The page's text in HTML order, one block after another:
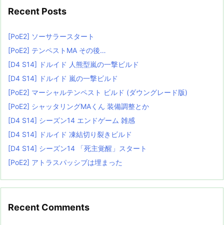
Recent Posts
[PoE2] ソーサラースタート
[PoE2] テンペストMA その後…
[D4 S14] ドルイド 人熊型嵐の一撃ビルド
[D4 S14] ドルイド 嵐の一撃ビルド
[PoE2] マーシャルテンペスト ビルド (ダウングレード版)
[PoE2] シャッタリングMAくん 装備調整とか
[D4 S14] シーズン14 エンドゲーム 雑感
[D4 S14] ドルイド 凍結切り裂きビルド
[D4 S14] シーズン14 「死主覚醒」スタート
[PoE2] アトラスパッシブは埋まった
Recent Comments